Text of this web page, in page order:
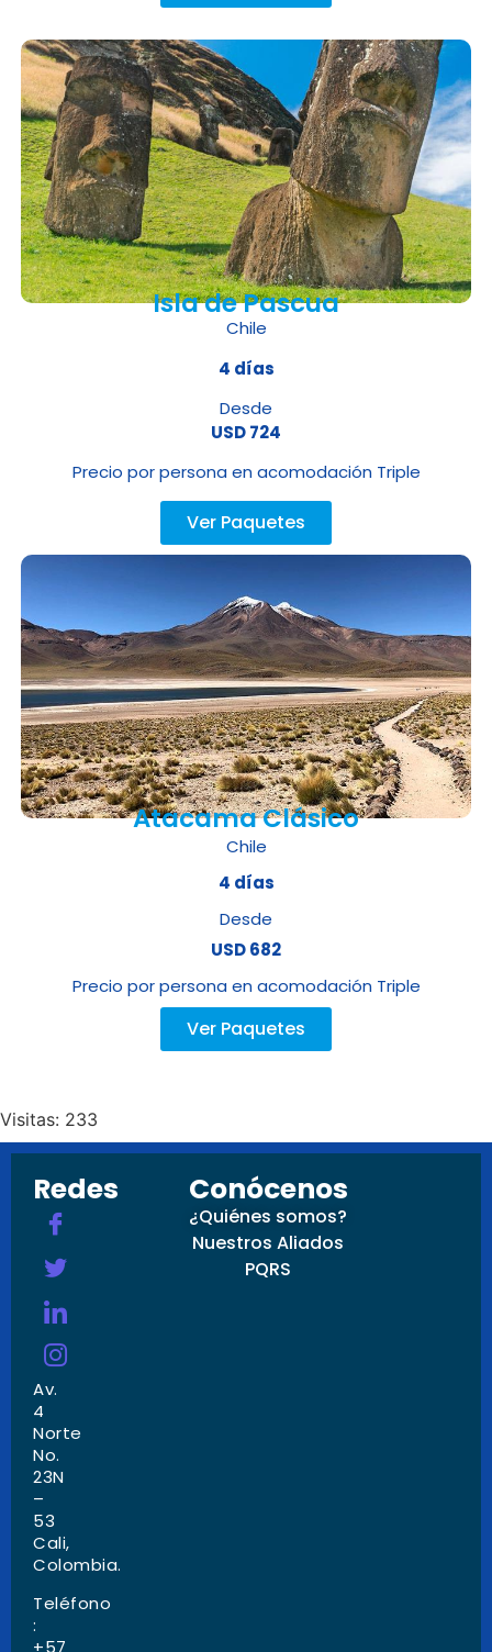
Isla de Pascua
Chile
4 días
Desde
USD 724
Precio por persona en acomodación Triple
Ver Paquetes
Atacama Clásico
Chile
4 días
Desde
USD 682
Precio por persona en acomodación Triple
Ver Paquetes
Visitas: 233
Redes
Av.
4
Norte
No.
23N
–
53
Cali,
Colombia.
Teléfono
:
+57
Conócenos
¿Quiénes somos?
Nuestros Aliados
PQRS